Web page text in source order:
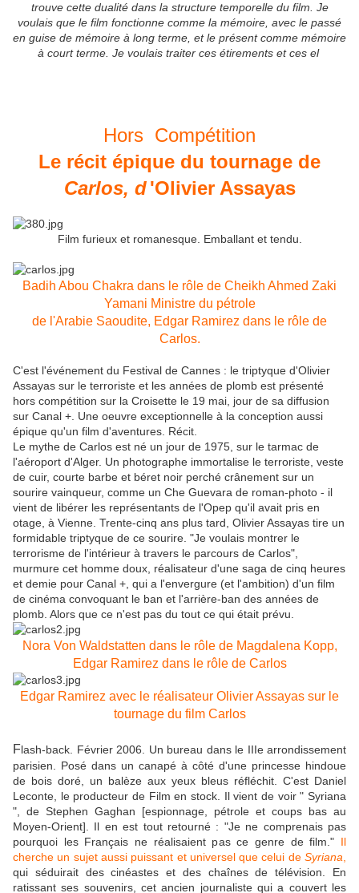
trouve cette dualité dans la structure temporelle du film. Je
voulais que le film fonctionne comme la mémoire, avec le passé
en guise de mémoire à long terme, et le présent comme mémoire
à court terme. Je voulais traiter ces étirements et ces el
Hors Compétition
Le récit épique du tournage de
Carlos, d 'Olivier Assayas
Film furieux et romanesque. Emballant et tendu.
Badih Abou Chakra dans le rôle de Cheikh Ahmed Zaki
Yamani Ministre du pétrole
de l'Arabie Saoudite, Edgar Ramirez dans le rôle de
Carlos.
C'est l'événement du Festival de Cannes : le triptyque d'Olivier
Assayas sur le terroriste et les années de plomb est présenté
hors compétition sur la Croisette le 19 mai, jour de sa diffusion
sur Canal +. Une oeuvre exceptionnelle à la conception aussi
épique qu'un film d'aventures. Récit.
Le mythe de Carlos est né un jour de 1975, sur le tarmac de
l'aéroport d'Alger. Un photographe immortalise le terroriste, veste
de cuir, courte barbe et béret noir perché crânement sur un
sourire vainqueur, comme un Che Guevara de roman-photo - il
vient de libérer les représentants de l'Opep qu'il avait pris en
otage, à Vienne. Trente-cinq ans plus tard, Olivier Assayas tire un
formidable triptyque de ce sourire. "Je voulais montrer le
terrorisme de l'intérieur à travers le parcours de Carlos",
murmure cet homme doux, réalisateur d'une saga de cinq heures
et demie pour Canal +, qui a l'envergure (et l'ambition) d'un film
de cinéma convoquant le ban et l'arrière-ban des années de
plomb. Alors que ce n'est pas du tout ce qui était prévu.
Nora Von Waldstatten dans le rôle de Magdalena Kopp,
Edgar Ramirez dans le rôle de Carlos
Edgar Ramirez avec le réalisateur Olivier Assayas sur le
tournage du film Carlos
Flash-back. Février 2006. Un bureau dans le IIIe arrondissement
parisien. Posé dans un canapé à côté d'une princesse hindoue
de bois doré, un balèze aux yeux bleus réfléchit. C'est Daniel
Leconte, le producteur de Film en stock. Il vient de voir " Syriana
", de Stephen Gaghan [espionnage, pétrole et coups bas au
Moyen-Orient]. Il en est tout retourné : "Je ne comprenais pas
pourquoi les Français ne réalisaient pas ce genre de film." Il
cherche un sujet aussi puissant et universel que celui de Syriana
qui séduirait des cinéastes et des chaînes de télévision. En
ratissant ses souvenirs, cet ancien journaliste qui a couvert les